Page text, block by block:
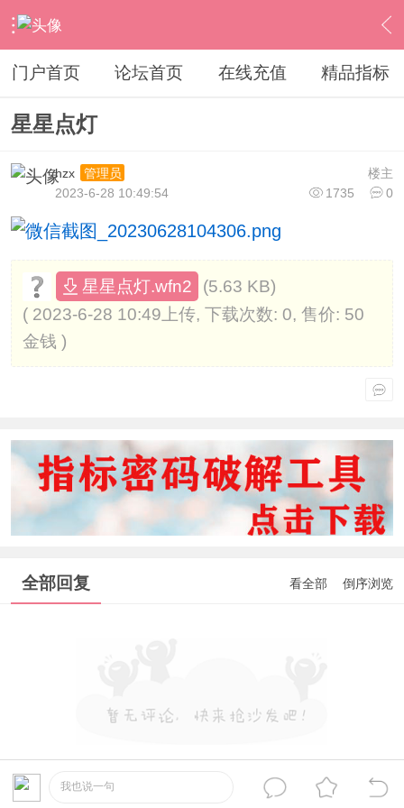
› 其他股票软件 › 倚天和青岛北方和日月明 › 内容
门户首页 论坛首页 在线充值 精品指标
星星点灯
楼主
hzx
管理员
1735
0
2023-6-28 10:49:54
星星点灯.wfn2
(5.63 KB)
( 2023-6-28 10:49上传, 下载次数: 0, 售价: 50
金钱 )
全部回复 看全部 倒序浏览
我也说一句